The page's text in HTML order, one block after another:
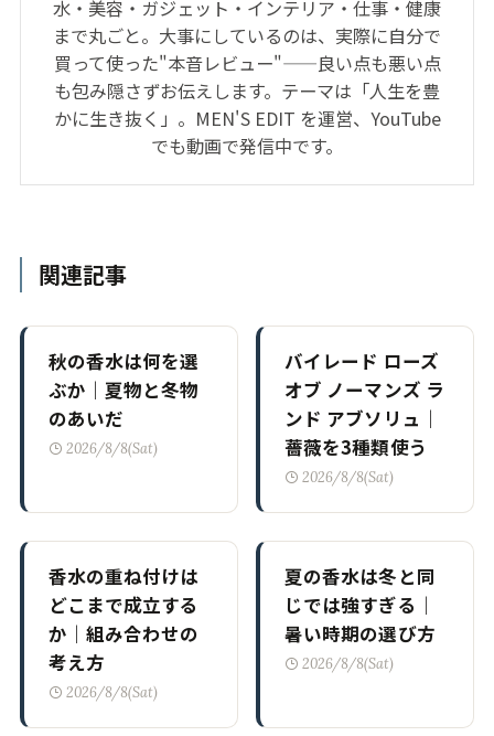
水・美容・ガジェット・インテリア・仕事・健康
まで丸ごと。大事にしているのは、実際に自分で
買って使った"本音レビュー"——良い点も悪い点
も包み隠さずお伝えします。テーマは「人生を豊
かに生き抜く」。MEN'S EDIT を運営、YouTube
でも動画で発信中です。
関連記事
秋の香水は何を選
ぶか｜夏物と冬物
のあいだ
2026/8/8(Sat)
バイレード ローズ
オブ ノーマンズ ラ
ンド アブソリュ｜
薔薇を3種類使う
2026/8/8(Sat)
香水の重ね付けは
どこまで成立する
か｜組み合わせの
考え方
2026/8/8(Sat)
夏の香水は冬と同
じでは強すぎる｜
暑い時期の選び方
2026/8/8(Sat)